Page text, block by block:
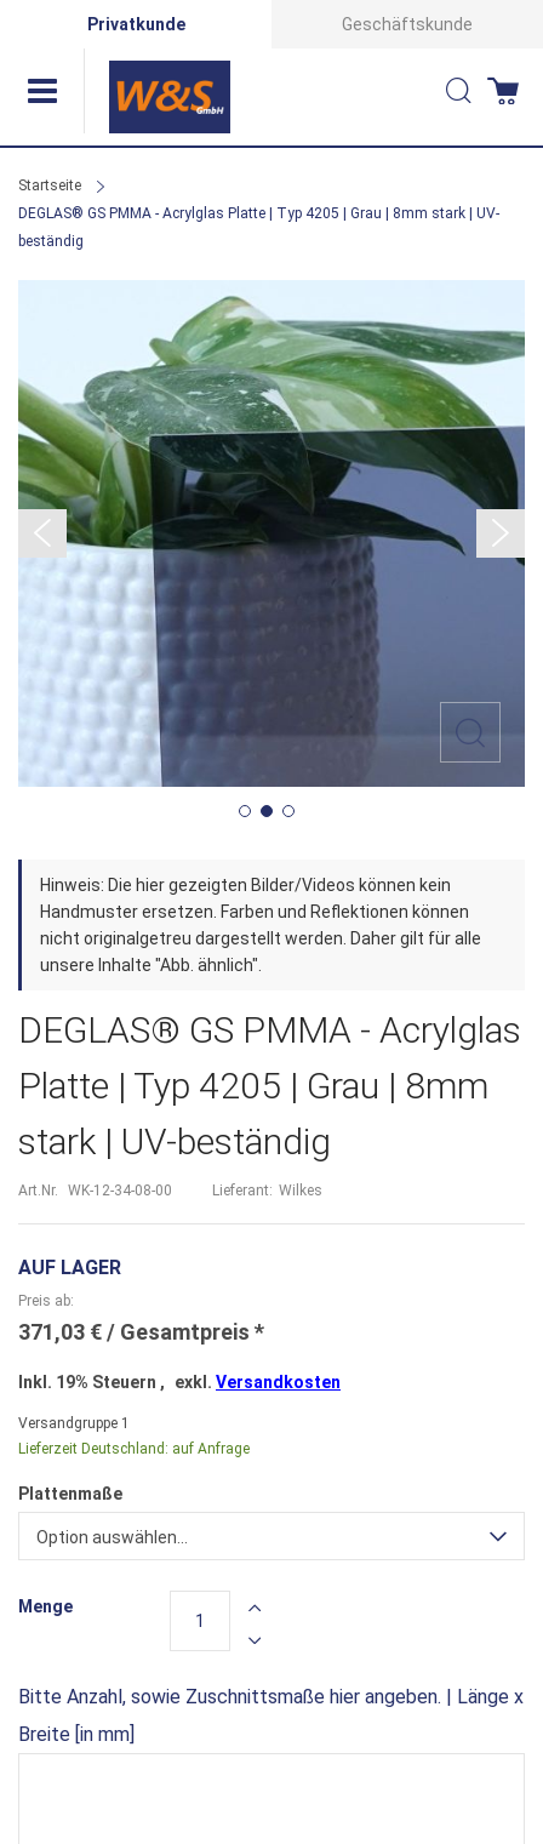
Privatkunde Geschäftskunde
Suche
Startseite
DEGLAS® GS PMMA - Acrylglas Platte | Typ 4205 | Grau | 8mm stark | UV-
beständig
der
Bildergalerie
springen
Zum
Anfang
der
Bildergalerie
Hinweis: Die hier gezeigten Bilder/Videos können kein
Handmuster ersetzen. Farben und Reflektionen können
nicht originalgetreu dargestellt werden. Daher gilt für alle
unsere Inhalte "Abb. ähnlich".
DEGLAS® GS PMMA - Acrylglas
Platte | Typ 4205 | Grau | 8mm
stark | UV-beständig
Art.Nr. WK-12-34-08-00 Lieferant: Wilkes
AUF LAGER
Preis ab
371,03 €
Inkl. 19% Steuern , exkl. Versandkosten
Versandgruppe 1
Lieferzeit Deutschland: auf Anfrage
Plattenmaße
Option auswählen...
Bitte Anzahl, sowie Zuschnittsmaße hier angeben. | Länge x
Breite [in mm]
Menge